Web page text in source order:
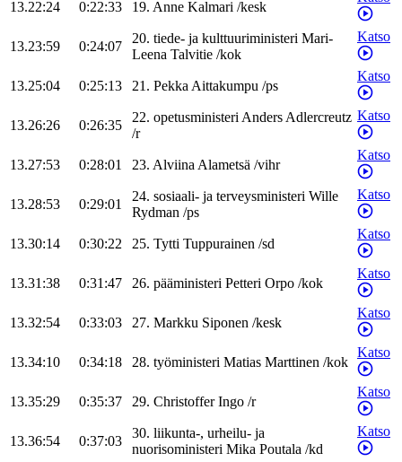
13.22:24 0:22:33 19. Anne Kalmari /kesk
13.23:59 0:24:07
20. tiede- ja kulttuuriministeri Mari-
Leena Talvitie /kok
Katso
13.25:04 0:25:13 21. PekkaAittakumpu /ps
Katso
13.26:26 0:26:35
22. opetusministeriAndersAdlercreutz
/r
Katso
13.27:53 0:28:01 23. AlviinaAlametsä /vihr
Katso
13.28:53 0:29:01
24. sosiaali- ja terveysministeri Wille
Rydman /ps
Katso
13.30:14 0:30:22 25. Tytti Tuppurainen /sd
Katso
13.31:38 0:31:47 26. pääministeri Petteri Orpo /kok
Katso
13.32:54 0:33:03 27. Markku Siponen /kesk
Katso
13.34:10 0:34:18 28. työministeri Matias Marttinen /kok
Katso
13.35:29 0:35:37 29. Christoffer Ingo /r
Katso
13.36:54 0:37:03
30. liikunta-, urheilu- ja
nuorisoministeri Mika Poutala /kd
Katso